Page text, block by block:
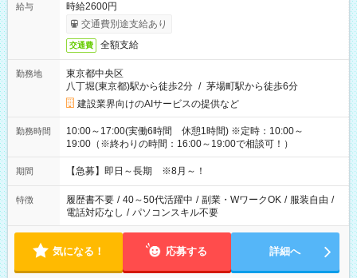
給与
時給2600円
交通費別途支給あり
交通費 全額支給
勤務地
東京都中央区
八丁堀(東京都)駅から徒歩2分 / 茅場町駅から徒歩6分
建設業界向けのAIサービスの提供など
勤務時間
10:00～17:00(実働6時間 休憩1時間) ※定時：10:00～
19:00（※終わりの時間：16:00～19:00で相談可！）
期間 【急募】即日～長期 ※8月～！
特徴 履歴書不要 / 40～50代活躍中 / 副業・WワークOK / 服装自由 /
電話対応なし / パソコンスキル不要
気になる！ 応募する 詳細へ